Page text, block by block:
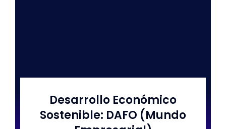
Desarrollo Económico
Sostenible: DAFO (Mundo